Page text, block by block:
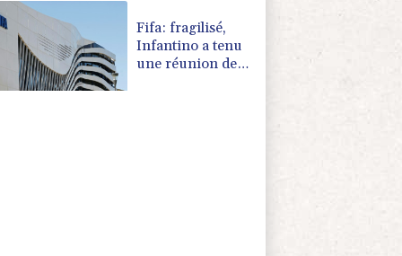
Fifa: fragilisé,
Infantino a tenu
une réunion de